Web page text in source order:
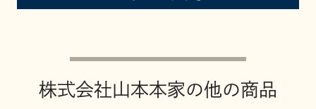
お問い合わせ
株式会社山本本家の他の商品